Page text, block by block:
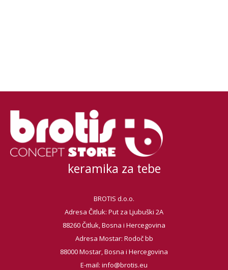
keramika za tebe
BROTIS d.o.o.
Adresa Čitluk: Put za Ljubuški 2A
88260 Čitluk, Bosna i Hercegovina
Adresa Mostar: Rodoč bb
88000 Mostar, Bosna i Hercegovina
E-mail: info@brotis.eu